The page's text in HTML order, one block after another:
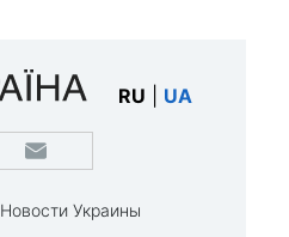
RU UA
Новости Украины